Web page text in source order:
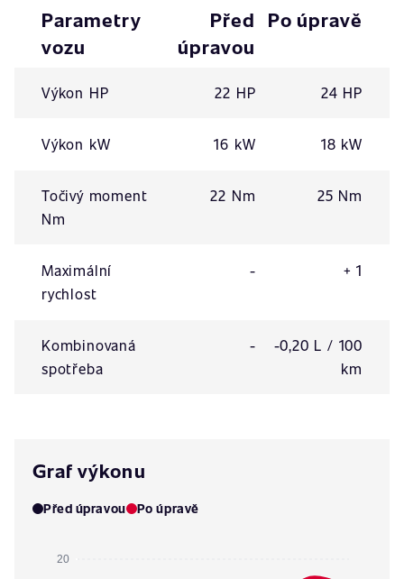
Parametry
vozu
Před
úpravou
Po úpravě
Výkon HP 22 HP 24 HP
Výkon kW 16 kW 18 kW
Točivý moment
Nm
22 Nm 25 Nm
Maximální
rychlost
- + 1
Kombinovaná
spotřeba
-
-0,20 L / 100
km
Graf výkonu
Před úpravou Po úpravě
20